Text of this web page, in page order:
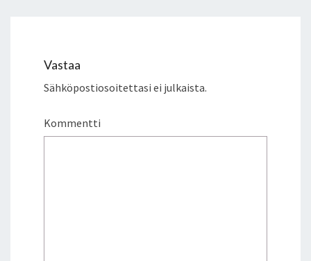
Vastaa
Sähköpostiosoitettasi ei julkaista.
Kommentti